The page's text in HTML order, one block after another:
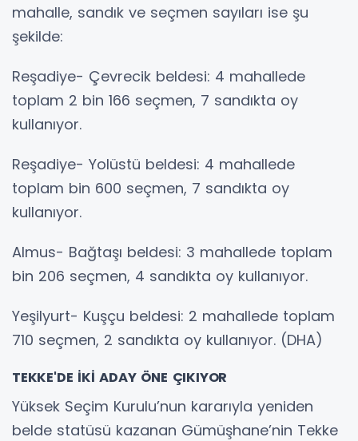
mahalle, sandık ve seçmen sayıları ise şu
şekilde:
Reşadiye- Çevrecik beldesi: 4 mahallede
toplam 2 bin 166 seçmen, 7 sandıkta oy
kullanıyor.
Reşadiye- Yolüstü beldesi: 4 mahallede
toplam bin 600 seçmen, 7 sandıkta oy
kullanıyor.
Almus- Bağtaşı beldesi: 3 mahallede toplam
bin 206 seçmen, 4 sandıkta oy kullanıyor.
Yeşilyurt- Kuşçu beldesi: 2 mahallede toplam
710 seçmen, 2 sandıkta oy kullanıyor. (DHA)
TEKKE'DE İKİ ADAY ÖNE ÇIKIYOR
Yüksek Seçim Kurulu’nun kararıyla yeniden
belde statüsü kazanan Gümüşhane’nin Tekke